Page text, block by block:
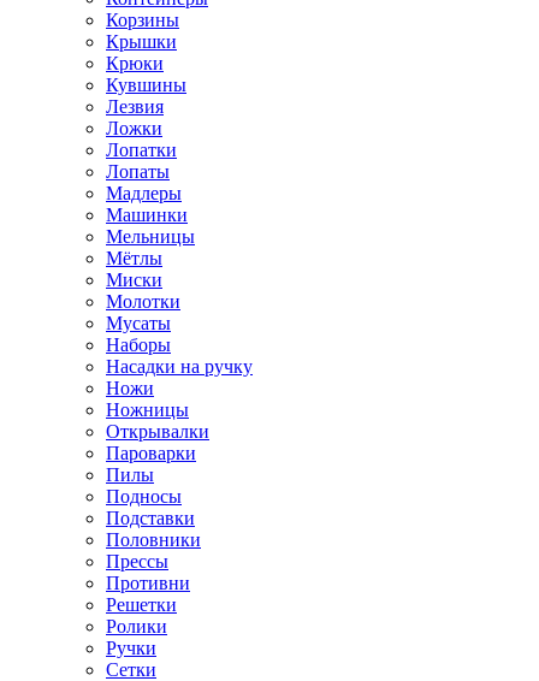
Корзины
Крышки
Крюки
Кувшины
Лезвия
Ложки
Лопатки
Лопаты
Мадлеры
Машинки
Мельницы
Мётлы
Миски
Молотки
Мусаты
Наборы
Насадки на ручку
Ножи
Ножницы
Открывалки
Пароварки
Пилы
Подносы
Подставки
Половники
Прессы
Противни
Решетки
Ролики
Ручки
Сетки